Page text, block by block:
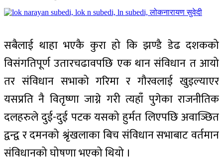
सबैलाई थाहा भएकै कुरा हो कि झण्डै डेढ दशकको
विसंगतिपूर्ण उतारचढावपछि एक थान संविधान त आयो
तर संविधान सभाको गरिमा र गौरवलाई खुइल्याएर
यसप्रति नै वितृष्णा जाग्ने गरी त्यहाँ पुगेका राजनीतिक
दलहरुले दुई-दुई पटक यसको हुर्मत लिएपछि अवाञ्छित
द्वन्द्व र दमनको श्रृंखलाका बिच संविधान सभाबाट वर्तमान
संविधानको घोषणा भएको थियो ।